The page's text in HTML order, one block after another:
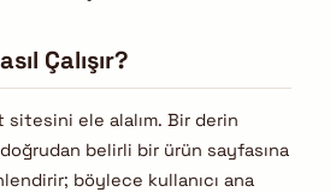
Çalışır?
ele alalım. Bir derin
doğrudan belirli bir ürün sayfasına
böylece kullanıcı ana